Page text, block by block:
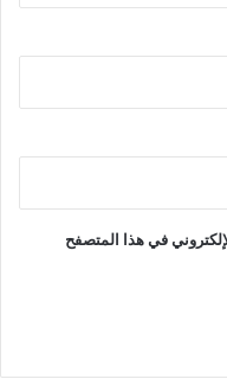
في هذا المتصفح